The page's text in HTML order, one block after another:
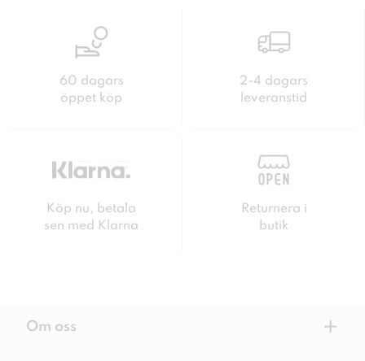
60 dagars
öppet köp
2-4 dagars
leveranstid
Köp nu, betala
sen med Klarna
Returnera i
butik
Om oss +